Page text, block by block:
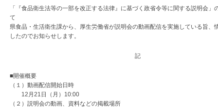
「『食品衛生法等の一部を改正する法律』に基づく政省令等に関する説明会」
て
県食品・生活衛生課から、厚生労働省が説明会の動画配信を実施している旨、
したのでお知らせします。
記
■開催概要
（１）動画配信開始日時
12月21日（月）10:00
（２）説明会の動画、資料などの掲載場所